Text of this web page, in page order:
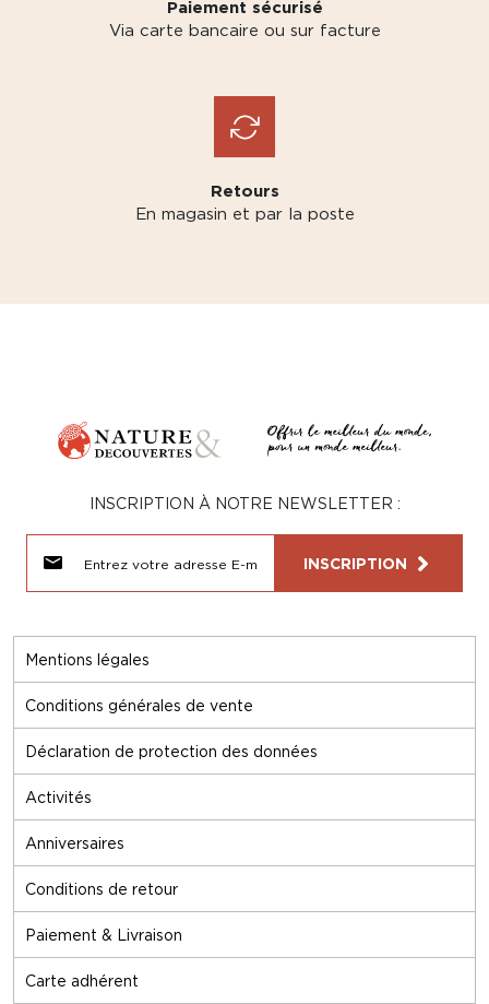
Paiement sécurisé
Via carte bancaire ou sur facture
Retours
En magasin et par la poste
Mentions légales
Conditions générales de vente
Déclaration de protection des données
Activités
Anniversaires
Conditions de retour
Paiement & Livraison
Carte adhérent
INSCRIPTION À NOTRE NEWSLETTER :
INSCRIPTION